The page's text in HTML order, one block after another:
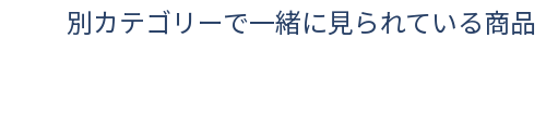
別カテゴリーで一緒に見られている商品